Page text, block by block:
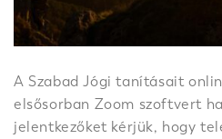
A Szabad Jógi tanításait
elsősorban Zoom szoftvert
jelentkezőket kérjük, hogy